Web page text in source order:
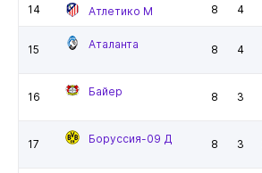
14 Атлетико М 8 4
15 Аталанта 8 4
16 Байер 8 3
17 Боруссия-09 Д 8 3